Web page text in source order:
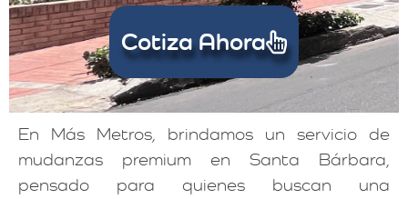
Cotiza Ahora
En Más Metros, brindamos un servicio de
mudanzas premium en Santa Bárbara,
pensado para quienes buscan una